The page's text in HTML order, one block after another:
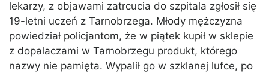
lekarzy, z objawami zatrcucia do szpitala zgłosił się
19-letni uczeń z Tarnobrzega. Młody mężczyzna
powiedział policjantom, że w piątek kupił w sklepie
z dopalaczami w Tarnobrzegu produkt, którego
nazwy nie pamięta. Wypalił go w szklanej lufce, po